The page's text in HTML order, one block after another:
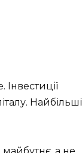
Найбільші